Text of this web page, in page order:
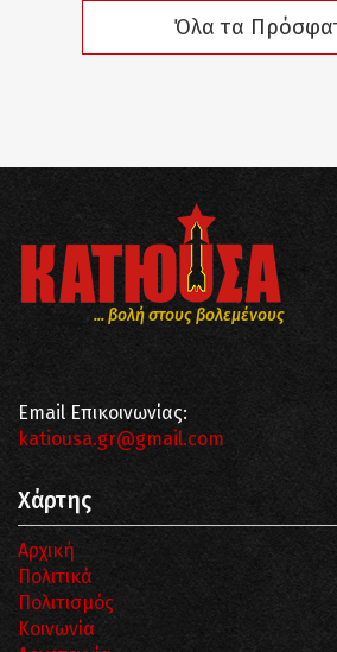
Όλα τα
... βολή στους βολεμένους
Email Επικοινωνίας:
katiousa.gr@gmail.com
Χάρτης
Αρχική
Πολιτικά
Πολιτισμός
Κοινωνία